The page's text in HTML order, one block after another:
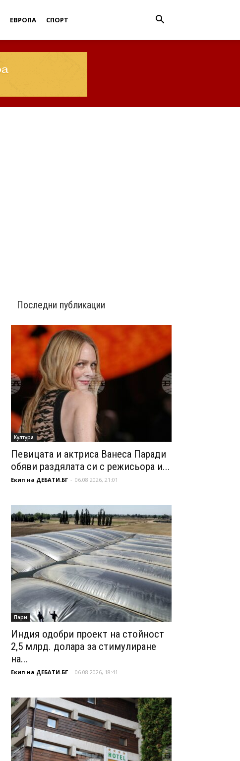
ЕВРОПА СПОРТ
Последни публикации
Култура
Певицата и актриса Ванеса Паради
обяви раздялата си с режисьора и...
Екип на ДЕБАТИ.БГ - 06.08.2026, 21:01
Пари
Индия одобри проект на стойност
2,5 млрд. долара за стимулиране
на...
Екип на ДЕБАТИ.БГ - 06.08.2026, 18:41